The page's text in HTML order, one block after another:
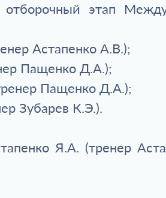
этап
Астапенко А.В.);
Пащенко Д.А.);
Пащенко Д.А.);
Зубарев К.Э.).
Я.А. (тренер